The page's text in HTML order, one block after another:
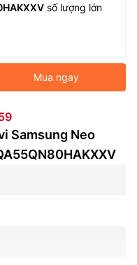
số lượng lớn
Mua ngay
Samsung Neo